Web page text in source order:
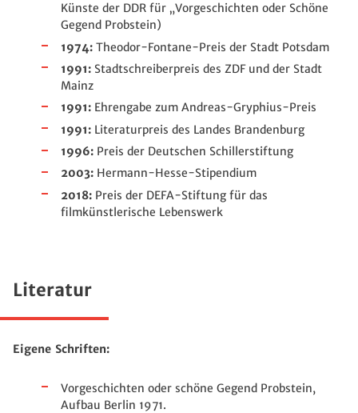
Künste der DDR für „Vorgeschichten oder Schöne
Gegend Probstein)
1974: Theodor-Fontane-Preis der Stadt Potsdam
1991: Stadtschreiberpreis des ZDF und der Stadt
Mainz
1991: Ehrengabe zum Andreas-Gryphius-Preis
1991: Literaturpreis des Landes Brandenburg
1996: Preis der Deutschen Schillerstiftung
2003: Hermann-Hesse-Stipendium
2018: Preis der DEFA-Stiftung für das
filmkünstlerische Lebenswerk
Literatur
Eigene Schriften:
Vorgeschichten oder schöne Gegend Probstein,
Aufbau Berlin 1971.